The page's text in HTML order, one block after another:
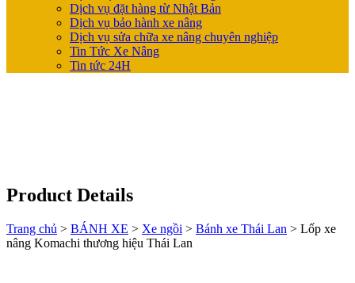
Dịch vụ đặt hàng từ Nhật Bản
Dịch vụ bảo hành xe nâng
Dịch vụ sửa chữa xe nâng chuyên nghiệp
Tin Tức Xe Nâng
Tin tức 24H
Product Details
Trang chủ > BÁNH XE > Xe ngồi > Bánh xe Thái Lan > Lốp xe
nâng Komachi thương hiệu Thái Lan